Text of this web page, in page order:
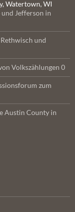
Watertown, WI
Jefferson in
und
Volkszählungen 0
zum
Austin County in